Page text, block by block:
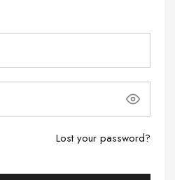
Lost your password?